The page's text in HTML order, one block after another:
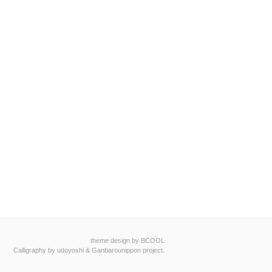
theme design by BCOOL
Calligraphy by udoyoshi & Ganbarounippon project